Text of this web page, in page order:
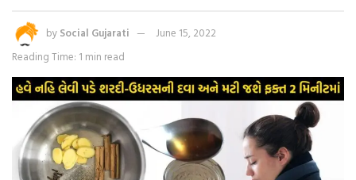
by Social Gujarati
June 15, 2022
Reading Time: 1 min read